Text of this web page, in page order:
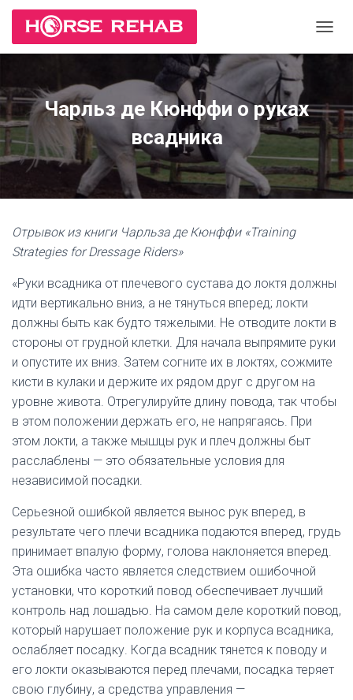
Е
Л
Ч
Т
Ь
А
Ю
Чарльз де Кюнффи о руках
всадника
Отрывок из книги Чарльза де Кюнффи «Training
Strategies for Dressage Riders»
«Руки всадника от плечевого сустава до локтя должны
идти вертикально вниз, а не тянуться вперед; локти
должны быть как будто тяжелыми. Не отводите локти в
стороны от грудной клетки. Для начала выпрямите руки
и опустите их вниз. Затем согните их в локтях, сожмите
кисти в кулаки и держите их рядом друг с другом на
уровне живота. Отрегулируйте длину повода, так чтобы
в этом положении держать его, не напрягаясь. При
этом локти, а также мышцы рук и плеч должны быт
расслаблены — это обязательные условия для
независимой посадки.
Серьезной ошибкой является вынос рук вперед, в
результате чего плечи всадника подаются вперед, грудь
принимает впалую форму, голова наклоняется вперед.
Эта ошибка часто является следствием ошибочной
установки, что короткий повод обеспечивает лучший
контроль над лошадью. На самом деле короткий повод,
который нарушает положение рук и корпуса всадника,
ослабляет посадку. Когда всадник тянется к поводу и
его локти оказываются перед плечами, посадка теряет
свою глубину, а средства управления —